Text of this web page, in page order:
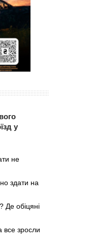
у
не
здати на
Де обіцяні
все зросли